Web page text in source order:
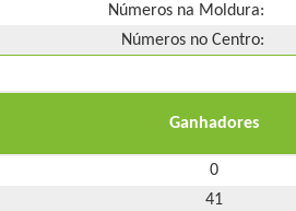
Números na Moldura:
Números no Centro:
Ganhadores
0
41